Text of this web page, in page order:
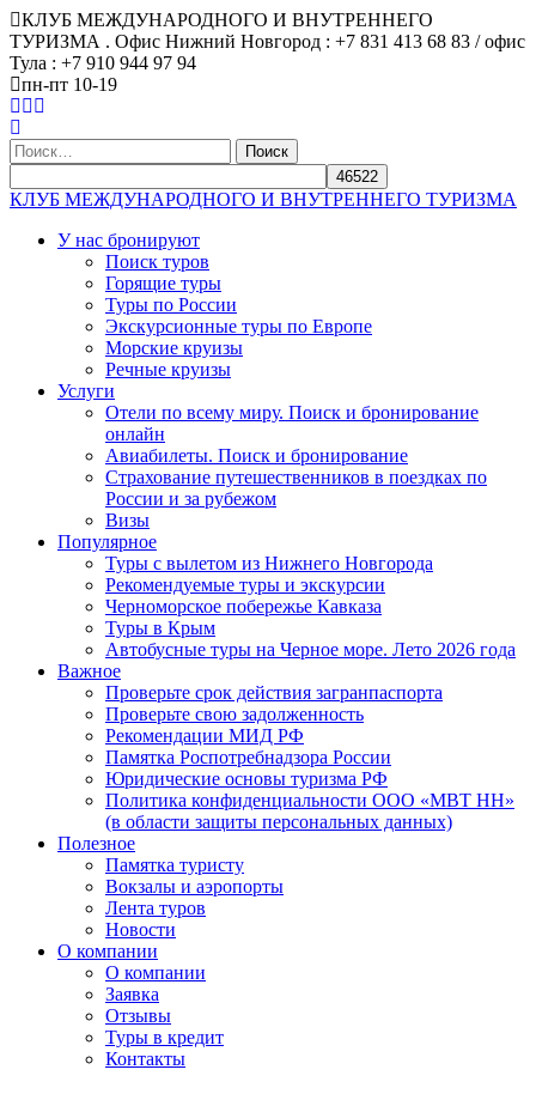
КЛУБ МЕЖДУНАРОДНОГО И ВНУТРЕННЕГО
ТУРИЗМА . Офис Нижний Новгород : +7 831 413 68 83 / офис
Тула : +7 910 944 97 94
пн-пт 10-19
Найти:
КЛУБ МЕЖДУНАРОДНОГО И ВНУТРЕННЕГО ТУРИЗМА
У нас бронируют
Поиск туров
Горящие туры
Туры по России
Экскурсионные туры по Европе
Морские круизы
Речные круизы
Услуги
Отели по всему миру. Поиск и бронирование
онлайн
Авиабилеты. Поиск и бронирование
Страхование путешественников в поездках по
России и за рубежом
Визы
Популярное
Туры с вылетом из Нижнего Новгорода
Рекомендуемые туры и экскурсии
Черноморское побережье Кавказа
Туры в Крым
Автобусные туры на Черное море. Лето 2026 года
Важное
Проверьте срок действия загранпаспорта
Проверьте свою задолженность
Рекомендации МИД РФ
Памятка Роспотребнадзора России
Юридические основы туризма РФ
Политика конфиденциальности ООО «МВТ НН»
(в области защиты персональных данных)
Полезное
Памятка туристу
Вокзалы и аэропорты
Лента туров
Новости
О компании
О компании
Заявка
Отзывы
Туры в кредит
Контакты